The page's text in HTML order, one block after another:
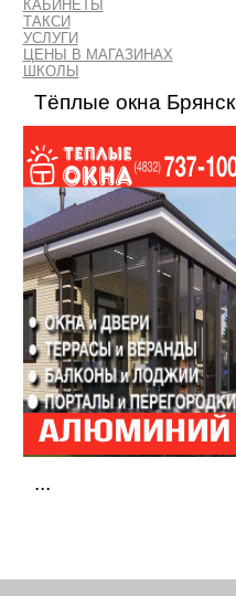
КАБИНЕТЫ
ТАКСИ
УСЛУГИ
ЦЕНЫ В МАГАЗИНАХ
ШКОЛЫ
Тёплые окна Брянск
...